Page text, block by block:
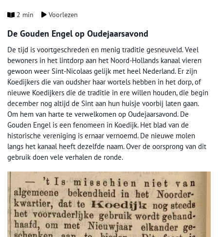
2 min Voorlezen
De Gouden Engel op Oudejaarsavond
De tijd is voortgeschreden en menig traditie gesneuveld. Veel
bewoners in het lintdorp aan het Noord-Hollands kanaal vieren
gewoon weer Sint-Nicolaas gelijk met heel Nederland. Er zijn
Koedijkers die van oudsher haar wortels hebben in het dorp, of
nieuwe Koedijkers die de traditie in ere willen houden, die begin
december nog altijd de Sint aan hun huisje voorbij laten gaan.
Om hem van harte te verwelkomen op Oudejaarsavond. De
Gouden Engel is een fenomeen in Koedijk. Het blad van de
historische vereniging is ernaar vernoemd. De nieuwe molen
langs het kanaal heeft dezelfde naam. Over de oorsprong van dit
gebruik doen vele verhalen de ronde.